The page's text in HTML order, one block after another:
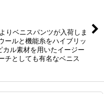
りベニスパンツが入荷しま
ールと機能糸をハイブリッ
カル素材を用いたイージー
チとしても有名なベニス